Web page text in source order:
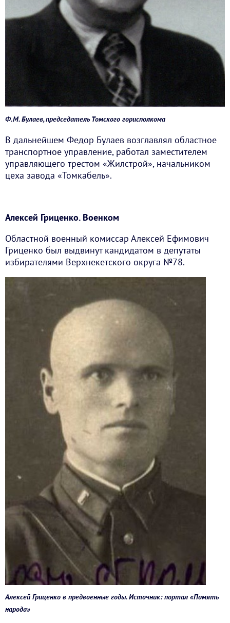
Ф.М. Булаев, председатель Томского горисполкома
В дальнейшем Федор Булаев возглавлял областное
транспортное управление, работал заместителем
управляющего трестом «Жилстрой», начальником
цеха завода «Томкабель».
Алексей Гриценко. Военком
Областной военный комиссар Алексей Ефимович
Гриценко был выдвинут кандидатом в депутаты
избирателями Верхнекетского округа №78.
Алексей Гриценко в предвоенные годы. Источник: портал «Память
народа»